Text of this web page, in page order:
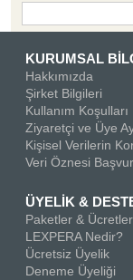
Bottom Search
KURUMSAL
Hakkımızda
Şirket Bilgileri
Kullanım Koşulları
Ziyaretçi ve Üye
Kişisel Verilerin
Veri Öznesi
ÜYELİK &
Paketler & Ücretler
LEXPERA Nedir?
Ücretsiz Üyelik
Deneme Üyeliği